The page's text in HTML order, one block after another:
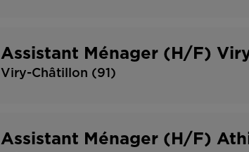
Assistant Ménager (H/F)
Viry-Châtillon (91)
Assistant Ménager (H/F)